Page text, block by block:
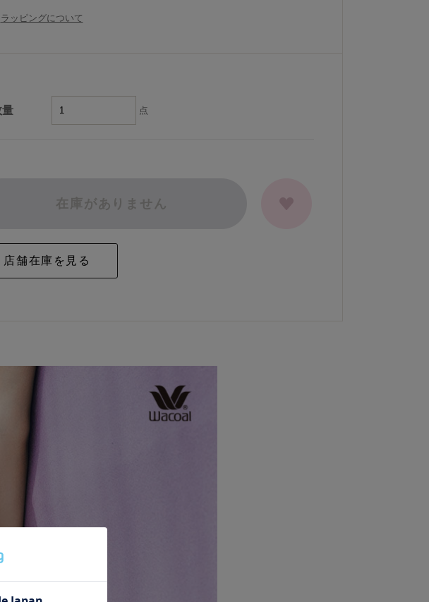
ラッピングについて
量 点
在庫がありません